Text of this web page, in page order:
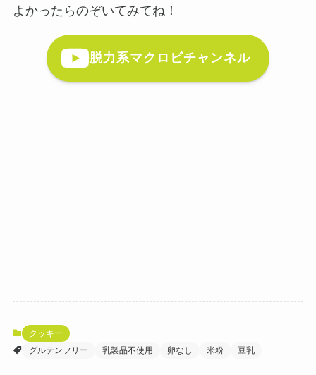
よかったらのぞいてみてね！
脱力系マクロビチャンネル
クッキー
グルテンフリー
乳製品不使用 卵なし 米粉 豆乳